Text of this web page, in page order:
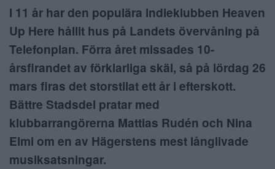
ANNONSERA
NÄRINGSLIV
MER
I 11 år har den populära indieklubben Heaven
Up Here hållit hus på Landets övervåning på
Telefonplan. Förra året missades 10-
årsfirandet av förklarliga skäl, så på lördag 26
mars firas det storstilat ett år i efterskott.
Bättre Stadsdel pratar med
klubbarrangörerna Mattias Rudén och Nina
Elmi om en av Hägerstens mest långlivade
musiksatsningar.